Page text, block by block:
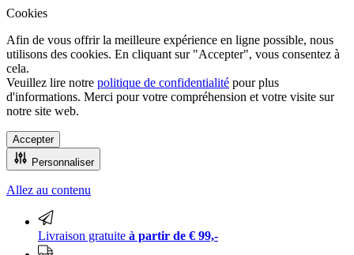
Cookies
Afin de vous offrir la meilleure expérience en ligne possible, nous
utilisons des cookies. En cliquant sur "Accepter", vous consentez à
cela.
Veuillez lire notre politique de confidentialité pour plus
d'informations. Merci pour votre compréhension et votre visite sur
notre site web.
Accepter
Personnaliser
Livraison 100% sans casse
Allez au contenu
Livraison gratuite à partir de € 99,-